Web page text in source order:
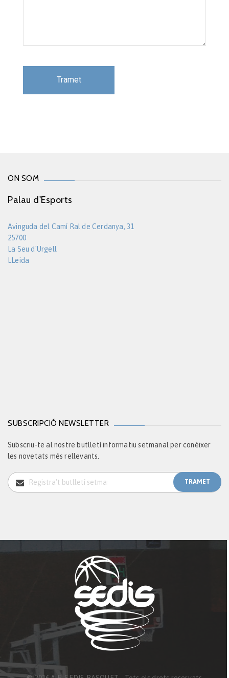
ON SOM
Palau d'Esports
Avinguda del Camí Ral de Cerdanya, 31
25700
La Seu d'Urgell
LLeida
SUBSCRIPCIÓ NEWSLETTER
Subscriu-te al nostre butlletí informatiu setmanal per conèixer
les novetats més rellevants.